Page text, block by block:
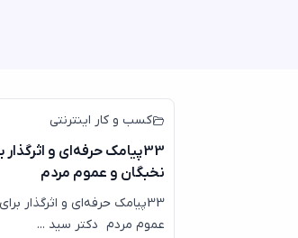
کسب و کار اینترنتی
33پیامک حرفه‌ای و اثرگذار
نخبگان و عموم مردم
33پیامک حرفه‌ای و اثرگذار
عموم مردم دکتر سید ...